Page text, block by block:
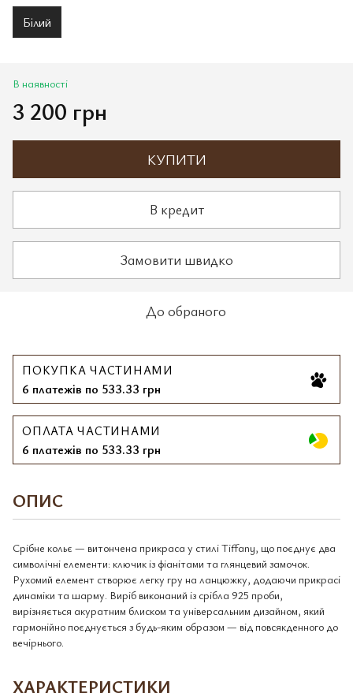
Білий
В наявності
3 200 грн
КУПИТИ
В кредит
Замовити швидко
До обраного
ПОКУПКА ЧАСТИНАМИ
6 платежів по 533.33 грн
ОПЛАТА ЧАСТИНАМИ
6 платежів по 533.33 грн
ОПИС
Срібне кольє — витончена прикраса у стилі Tiffany, що поєднує два
символічні елементи: ключик із фіанітами та глянцевий замочок.
Рухомий елемент створює легку гру на ланцюжку, додаючи прикрасі
динаміки та шарму. Виріб виконаний із срібла 925 проби,
вирізняється акуратним блиском та універсальним дизайном, який
гармонійно поєднується з будь-яким образом — від повсякденного до
вечірнього.
ХАРАКТЕРИСТИКИ